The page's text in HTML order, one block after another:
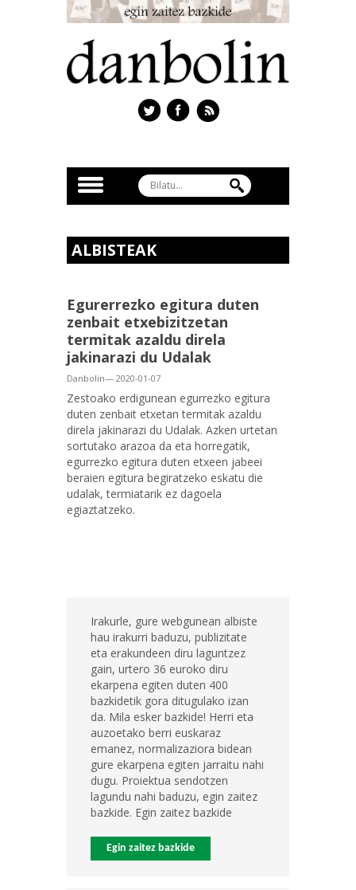
ALBISTEAK
Egurerrezko egitura duten
zenbait etxebizitzetan
termitak azaldu direla
jakinarazi du Udalak
Danbolin— 2020-01-07
Zestoako erdigunean egurrezko egitura
duten zenbait etxetan termitak azaldu
direla jakinarazi du Udalak. Azken urtetan
sortutako arazoa da eta horregatik,
egurrezko egitura duten etxeen jabeei
beraien egitura begiratzeko eskatu die
udalak, termiatarik ez dagoela
egiaztatzeko.
Irakurle, gure webgunean albiste
hau irakurri baduzu, publizitate
eta erakundeen diru laguntzez
gain, urtero 36 euroko diru
ekarpena egiten duten 400
bazkidetik gora ditugulako izan
da. Mila esker bazkide! Herri eta
auzoetako berri euskaraz
emanez, normalizaziora bidean
gure ekarpena egiten jarraitu nahi
dugu. Proiektua sendotzen
lagundu nahi baduzu, egin zaitez
bazkide. Egin zaitez bazkide
Egin zaitez bazkide